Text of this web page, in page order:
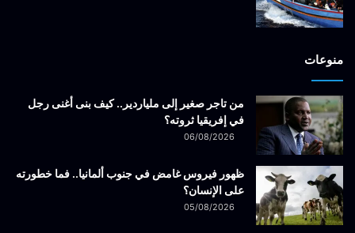
منوعات
من تاجر صغير إلى ملياردير.. كيف بنى أغنى رجل
في إفريقيا ثروته؟
06/08/2026
ظهور فيروس غامض في جنوب ألمانيا.. فما خطورته
على الإنسان؟
05/08/2026